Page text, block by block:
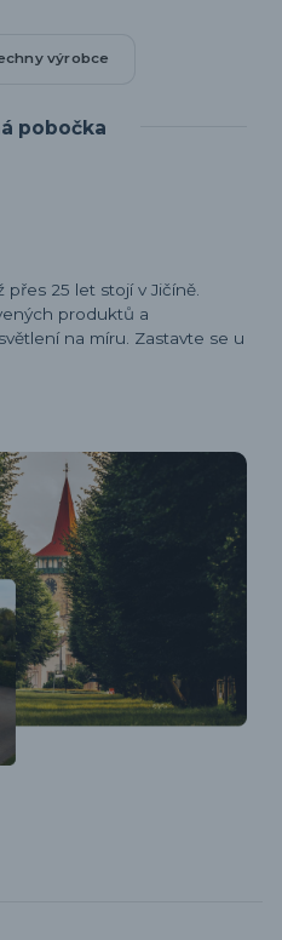
výrobce
pobočka
přes 25 let stojí v Jičíně.
produktů a
na míru. Zastavte se u